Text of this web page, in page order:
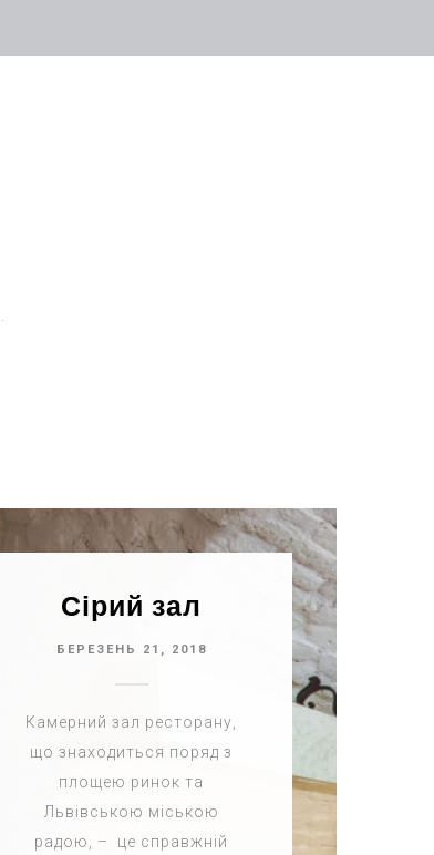
Сірий зал
БЕРЕЗЕНЬ 21, 2018
Камерний зал ресторану,
що знаходиться поряд з
площею ринок та
Львівською міською
радою, – це справжній